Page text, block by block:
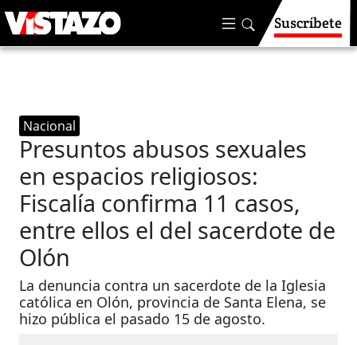
Suscríbete
Nacional
Presuntos abusos sexuales
en espacios religiosos:
Fiscalía confirma 11 casos,
entre ellos el del sacerdote de
Olón
La denuncia contra un sacerdote de la Iglesia
católica en Olón, provincia de Santa Elena, se
hizo pública el pasado 15 de agosto.